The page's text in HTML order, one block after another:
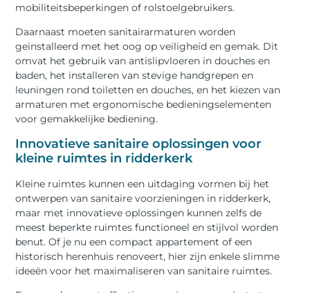
mobiliteitsbeperkingen of rolstoelgebruikers.
Daarnaast moeten sanitairarmaturen worden
geïnstalleerd met het oog op veiligheid en gemak. Dit
omvat het gebruik van antislipvloeren in douches en
baden, het installeren van stevige handgrepen en
leuningen rond toiletten en douches, en het kiezen van
armaturen met ergonomische bedieningselementen
voor gemakkelijke bediening.
Innovatieve sanitaire oplossingen voor
kleine ruimtes in ridderkerk
Kleine ruimtes kunnen een uitdaging vormen bij het
ontwerpen van sanitaire voorzieningen in ridderkerk,
maar met innovatieve oplossingen kunnen zelfs de
meest beperkte ruimtes functioneel en stijlvol worden
benut. Of je nu een compact appartement of een
historisch herenhuis renoveert, hier zijn enkele slimme
ideeën voor het maximaliseren van sanitaire ruimtes.